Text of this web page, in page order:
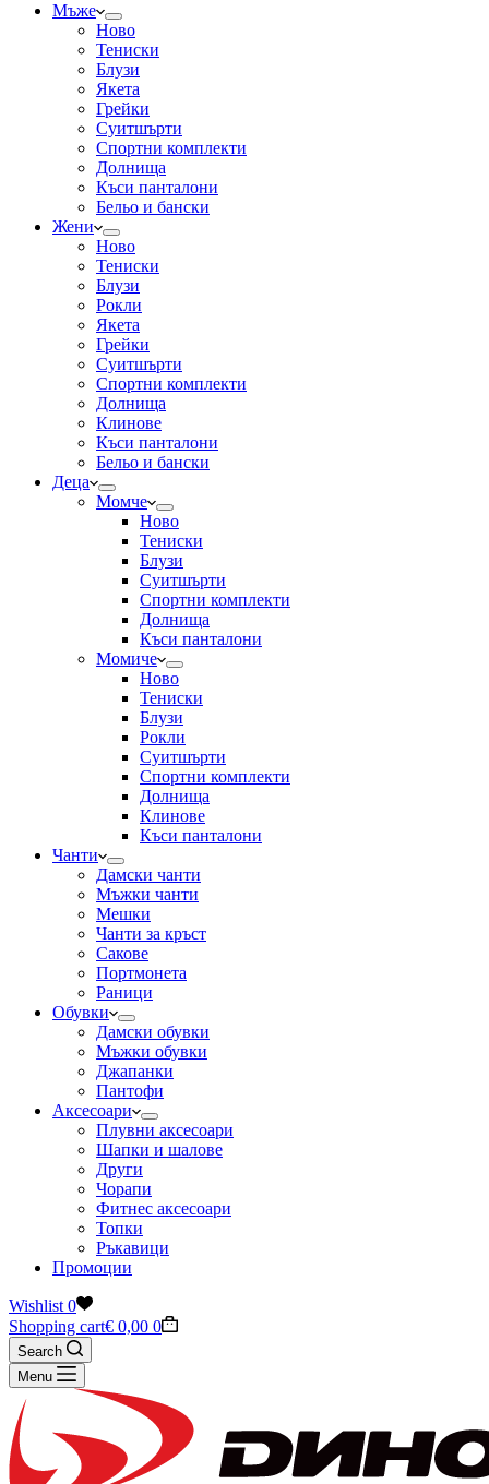
Мъже
Ново
Тениски
Блузи
Якета
Грейки
Суитшърти
Спортни комплекти
Долнища
Къси панталони
Бельо и бански
Жени
Ново
Тениски
Блузи
Рокли
Якета
Грейки
Суитшърти
Спортни комплекти
Долнища
Клинове
Къси панталони
Бельо и бански
Деца
Момче
Ново
Тениски
Блузи
Суитшърти
Спортни комплекти
Долнища
Къси панталони
Момиче
Ново
Тениски
Блузи
Рокли
Суитшърти
Спортни комплекти
Долнища
Клинове
Къси панталони
Чанти
Дамски чанти
Мъжки чанти
Мешки
Чанти за кръст
Сакове
Портмонета
Раници
Обувки
Дамски обувки
Мъжки обувки
Джапанки
Пантофи
Аксесоари
Плувни аксесоари
Шапки и шалове
Други
Чорапи
Фитнес аксесоари
Топки
Ръкавици
Промоции
Wishlist 0
Shopping cart€ 0,00 0
Search
Menu